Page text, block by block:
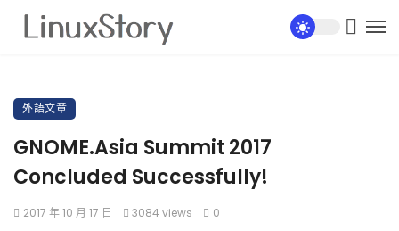
外語文章
GNOME.Asia Summit 2017
Concluded Successfully!
2017 年 10 月 17 日 3084 views 0